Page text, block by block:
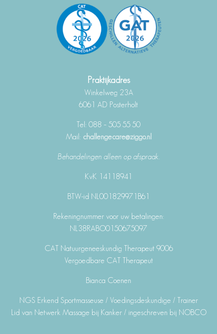
Praktijkadres
Winkelweg 23A
6061 AD Posterholt
Tel: 088 – 505 55 50
Mail: challengecare@ziggo.nl
Behandelingen alleen op afspraak.
KvK 14118941
BTW-id NL001829971B61
Rekeningnummer voor uw betalingen:
NL38RABO0150675097
CAT Natuurgeneeskundig Therapeut 9006
Vergoedbare CAT Therapeut
Bianca Coenen
NGS Erkend Sportmasseuse / Voedingsdeskundige / Trainer
Lid van Netwerk Massage bij Kanker / ingeschreven bij NOBCO